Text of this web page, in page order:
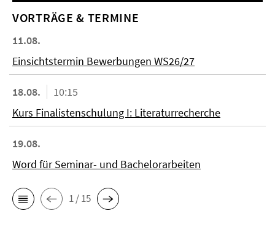
VORTRÄGE & TERMINE
11.08.
Einsichtstermin Bewerbungen WS26/27
18.08.
10:15
Kurs Finalistenschulung I: Literaturrecherche
19.08.
Word für Seminar- und Bachelorarbeiten
1 / 15